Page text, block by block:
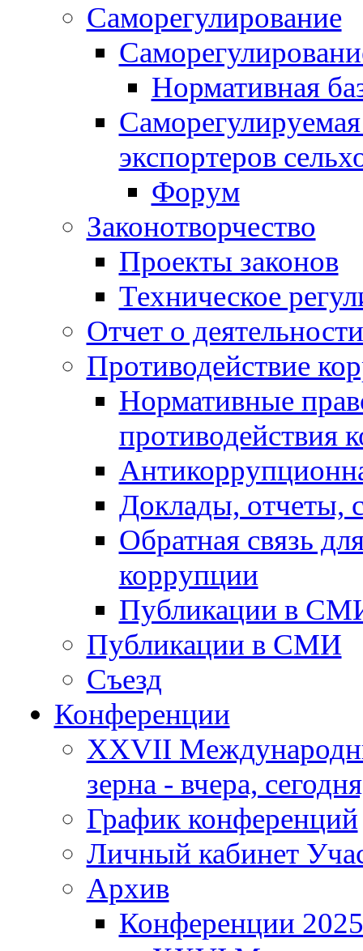
Саморегулирование
Нормативная
экспортеров
Форум
Законотворчество
Проекты законов
Техническое
Отчет о
Противодействие
Нормативные
противодействия
Доклады, отчеты,
Обратная связь
коррупции
Публикации в
Публикации в СМИ
Съезд
Конференции
XXVII
зерна - вчера,
График конференций
Личный кабинет
Архив
Конференции 2025